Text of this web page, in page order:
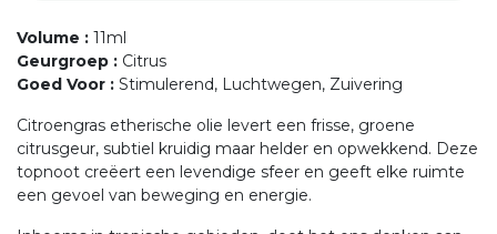
Volume : 11ml
Geurgroep : Citrus
Goed Voor : Stimulerend, Luchtwegen, Zuivering
Citroengras etherische olie levert een frisse, groene
citrusgeur, subtiel kruidig maar helder en opwekkend. Deze
topnoot creëert een levendige sfeer en geeft elke ruimte
een gevoel van beweging en energie.